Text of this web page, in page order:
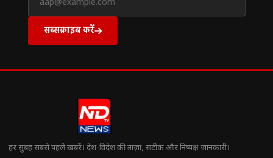
सब्सक्राइब करें
हर सुबह सबसे पहले खबरें। देश-विदेश की ताज़ा, सटीक और निष्पक्ष जानकारी।